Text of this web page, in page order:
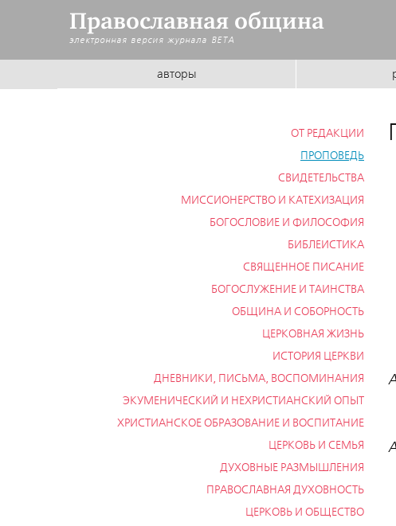
Православная община
электронная версия журнала BETA
авторы
ОТ РЕДАКЦИИ
ПРОПОВЕДЬ
СВИДЕТЕЛЬСТВА
МИССИОНЕРСТВО И КАТЕХИЗАЦИЯ
БОГОСЛОВИЕ И ФИЛОСОФИЯ
БИБЛЕИСТИКА
СВЯЩЕННОЕ ПИСАНИЕ
БОГОСЛУЖЕНИЕ И ТАИНСТВА
ОБЩИНА И СОБОРНОСТЬ
ЦЕРКОВНАЯ ЖИЗНЬ
ИСТОРИЯ ЦЕРКВИ
ДНЕВНИКИ, ПИСЬМА, ВОСПОМИНАНИЯ
ЭКУМЕНИЧЕСКИЙ И НЕХРИСТИАНСКИЙ ОПЫТ
ХРИСТИАНСКОЕ ОБРАЗОВАНИЕ И ВОСПИТАНИЕ
ЦЕРКОВЬ И СЕМЬЯ
ДУХОВНЫЕ РАЗМЫШЛЕНИЯ
ПРАВОСЛАВНАЯ ДУХОВНОСТЬ
ЦЕРКОВЬ И ОБЩЕСТВО